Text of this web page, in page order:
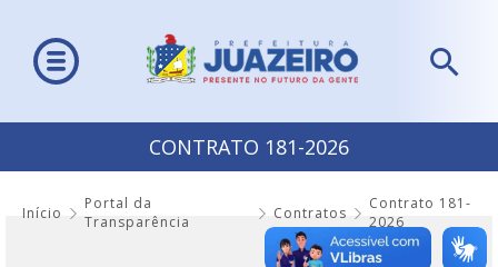
CONTRATO 181-2026
Início
Portal da
Transparência
Contratos
Contrato 181-
2026